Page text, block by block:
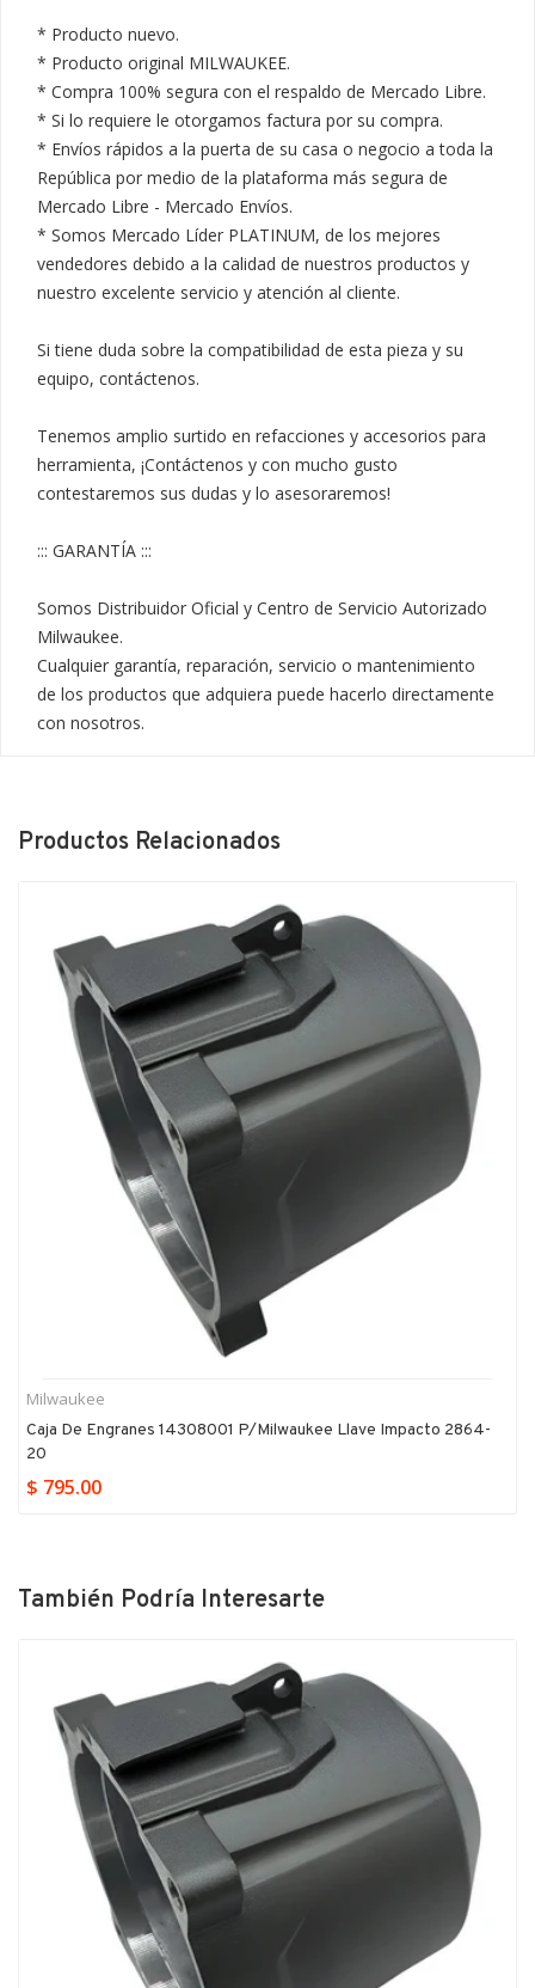
* Producto nuevo.
* Producto original MILWAUKEE.
* Compra 100% segura con el respaldo de Mercado Libre.
* Si lo requiere le otorgamos factura por su compra.
* Envíos rápidos a la puerta de su casa o negocio a toda la
República por medio de la plataforma más segura de
Mercado Libre - Mercado Envíos.
* Somos Mercado Líder PLATINUM, de los mejores
vendedores debido a la calidad de nuestros productos y
nuestro excelente servicio y atención al cliente.
Si tiene duda sobre la compatibilidad de esta pieza y su
equipo, contáctenos.
Tenemos amplio surtido en refacciones y accesorios para
herramienta, ¡Contáctenos y con mucho gusto
contestaremos sus dudas y lo asesoraremos!
::: GARANTÍA :::
Somos Distribuidor Oficial y Centro de Servicio Autorizado
Milwaukee.
Cualquier garantía, reparación, servicio o mantenimiento
de los productos que adquiera puede hacerlo directamente
con nosotros.
Productos Relacionados
Milwaukee
Caja De Engranes 14308001 P/milwaukee Llave Impacto 2864-
20
$ 795.00
También Podría Interesarte